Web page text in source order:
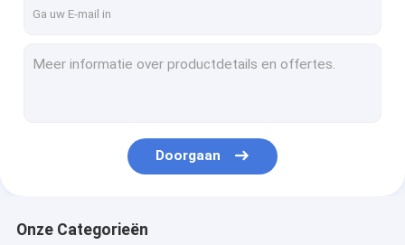
Doorgaan
Onze Categorieën